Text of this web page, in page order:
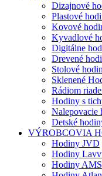
Dizajnové
Plastové
Kovové
Kyvadlové
Digitálne
Drevené
Stolové
Sklenené
Rádiom
Hodiny s
Nalepovacie
Detské
VÝROBCOVIA
Hodiny JVD
Hodiny
Hodiny AMS